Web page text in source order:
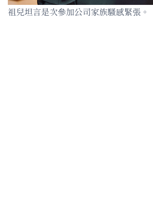
祖兒坦言是次參加公司家族騷感緊張。